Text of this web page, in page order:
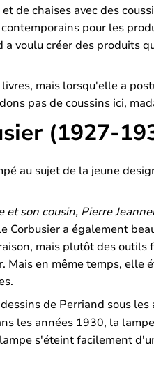
de chaises avec des
pour les
voulu créer des produits
mais lorsqu'elle a
pas de coussins ici,
(1927-
au sujet de la jeune
son cousin, Pierre
Corbusier a également
mais plutôt des
en même temps, elle
de Perriand sous les
les années 1930, la
s'éteint facilement